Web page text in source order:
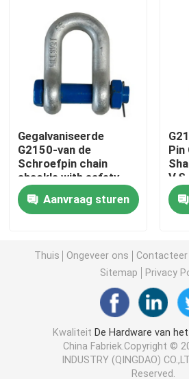
Gevallen
De Hardware van het
Marine Rigging Hardware
RVS RIGGING HARDWARE
Gesmede Oogbout
G80 Haak
Schroef Pin Anchor Shackle
Gegalvaniseerde
G2150-van de
Schroefpin chain
shackle with safety
van het Bootanker de
Boutspeld
Aanvraag sturen
Pin
V.S.
Thuis Ongeveer ons
Sitemap
Privacy
Kwaliteit De Hardware van
China Fabriek.Copyright ©
INDUSTRY (QINGDAO)
Reserved.